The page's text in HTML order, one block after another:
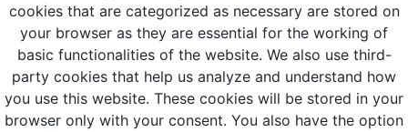
cookies that are categorized as necessary are stored on
your browser as they are essential for the working of
basic functionalities of the website. We also use third-
party cookies that help us analyze and understand how
you use this website. These cookies will be stored in your
browser only with your consent. You also have the option